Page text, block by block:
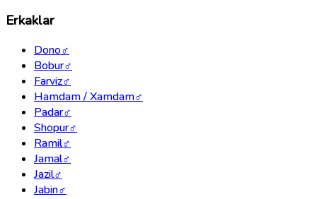
Erkaklar
Dono♂
Bobur♂
Farviz♂
Hamdam / Xamdam♂
Padar♂
Shopur♂
Ramil♂
Jamal♂
Jazil♂
Jabin♂